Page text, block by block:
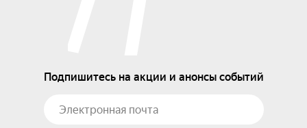
Подпишитесь на акции и анонсы событий